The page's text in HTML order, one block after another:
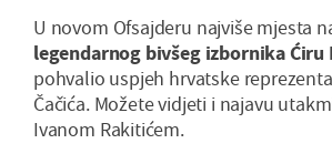
U novom Ofsajderu najviše mjesta
legendarnog bivšeg izbornika Ćiru
pohvalio uspjeh hrvatske
Čačića. Možete vidjeti i najavu
Ivanom Rakitićem.